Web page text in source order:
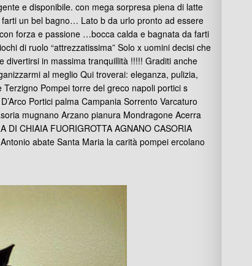
e disponibile. con mega sorpresa piena di latte
farti un bel bagno… Lato b da urlo pronto ad essere
forza e passione …bocca calda e bagnata da farti
di ruolo “attrezzatissima” Solo x uomini decisi che
in massima tranquillità !!!!! Graditi anche
al meglio Qui troverai: eleganza, pulizia,
Pompei torre del greco napoli portici s
Portici palma Campania Sorrento Varcaturo
mugnano Arzano pianura Mondragone Acerra
DI CHIAIA FUORIGROTTA AGNANO CASORIA
abate Santa Maria la carità pompei ercolano